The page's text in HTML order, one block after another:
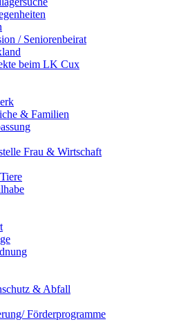
/ Seniorenbeirat
beim LK Cux
& Familien
Frau & Wirtschaft
& Abfall
Förderprogramme